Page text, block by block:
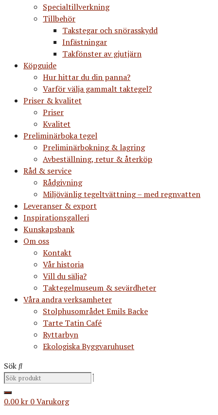
Specialtillverkning
Tillbehör
Takstegar och snörasskydd
Infästningar
Takfönster av gjutjärn
Köpguide
Hur hittar du din panna?
Varför välja gammalt taktegel?
Priser & kvalitet
Priser
Kvalitet
Preliminärboka tegel
Preliminärbokning & lagring
Avbeställning, retur & återköp
Råd & service
Rådgivning
Miljövänlig tegeltvättning – med regnvatten
Leveranser & export
Inspirationsgalleri
Kunskapsbank
Om oss
Kontakt
Vår historia
Vill du sälja?
Taktegelmuseum & sevärdheter
Våra andra verksamheter
Stolphusområdet Emils Backe
Tarte Tatin Café
Ryttarbyn
Ekologiska Byggvaruhuset
Sök
0.00kr 0Varukorg